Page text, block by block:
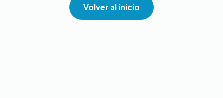
Volver al inicio